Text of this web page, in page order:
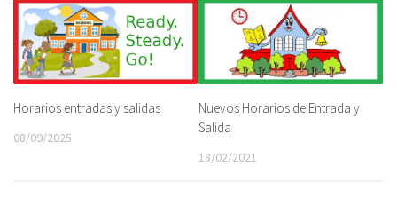
Horarios entradas y salidas
08/09/2025
Nuevos Horarios de Entrada y
Salida
18/02/2021